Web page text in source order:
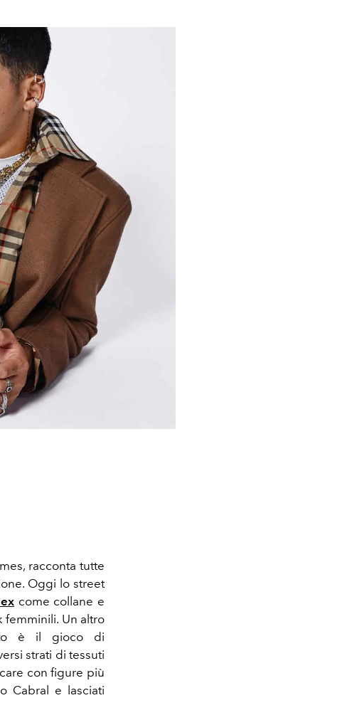
racconta tutte
Oggi lo street
come collane e
Un altro
è il gioco di
strati di tessuti
con figure più
Cabral e lasciati